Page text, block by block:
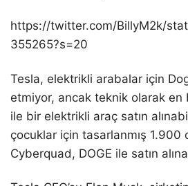
https://twitter.com/BillyM2k/
355265?s=20
Tesla, elektrikli arabalar için
etmiyor, ancak teknik olarak en
ile bir elektrikli araç satın
çocuklar için tasarlanmış 1.900
Cyberquad, DOGE ile satın